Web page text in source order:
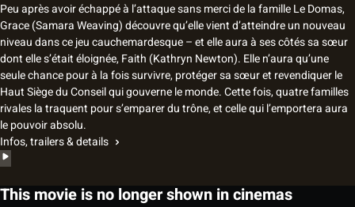
Peu après avoir échappé à l’attaque sans merci de la famille Le Domas,
Grace (Samara Weaving) découvre qu’elle vient d’atteindre un nouveau
niveau dans ce jeu cauchemardesque – et elle aura à ses côtés sa sœur
dont elle s’était éloignée, Faith (Kathryn Newton). Elle n’aura qu’une
seule chance pour à la fois survivre, protéger sa sœur et revendiquer le
Haut Siège du Conseil qui gouverne le monde. Cette fois, quatre familles
rivales la traquent pour s’emparer du trône, et celle qui l’emportera aura
le pouvoir absolu.
Infos, trailers & details
This movie is no longer shown in cinemas